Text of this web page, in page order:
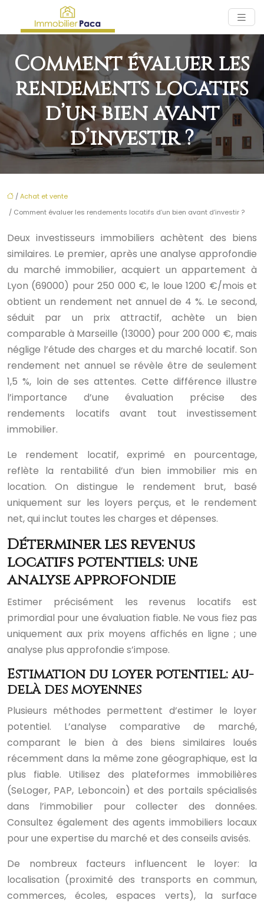
Comment évaluer les
rendements locatifs
d’un bien avant
d’investir ?
/Achat et vente
/ Comment évaluer les rendements locatifs d’un bien avant d’investir ?
Deux investisseurs immobiliers achètent des biens
similaires. Le premier, après une analyse approfondie
du marché immobilier, acquiert un appartement à
Lyon (69000) pour 250 000 €, le loue 1200 €/mois et
obtient un rendement net annuel de 4 %. Le second,
séduit par un prix attractif, achète un bien
comparable à Marseille (13000) pour 200 000 €, mais
néglige l’étude des charges et du marché locatif. Son
rendement net annuel se révèle être de seulement
1,5 %, loin de ses attentes. Cette différence illustre
l’importance d’une évaluation précise des
rendements locatifs avant tout investissement
immobilier.
Le rendement locatif, exprimé en pourcentage,
reflète la rentabilité d’un bien immobilier mis en
location. On distingue le rendement brut, basé
uniquement sur les loyers perçus, et le rendement
net, qui inclut toutes les charges et dépenses.
Déterminer les revenus
locatifs potentiels: une
analyse approfondie
Estimer précisément les revenus locatifs est
primordial pour une évaluation fiable. Ne vous fiez pas
uniquement aux prix moyens affichés en ligne ; une
analyse plus approfondie s’impose.
Estimation du loyer potentiel: au-
delà des moyennes
Plusieurs méthodes permettent d’estimer le loyer
potentiel. L’analyse comparative de marché,
comparant le bien à des biens similaires loués
récemment dans la même zone géographique, est la
plus fiable. Utilisez des plateformes immobilières
(SeLoger, PAP, Leboncoin) et des portails spécialisés
dans l’immobilier pour collecter des données.
Consultez également des agents immobiliers locaux
pour une expertise du marché et des conseils avisés.
De nombreux facteurs influencent le loyer: la
localisation (proximité des transports en commun,
commerces, écoles, espaces verts), la surface